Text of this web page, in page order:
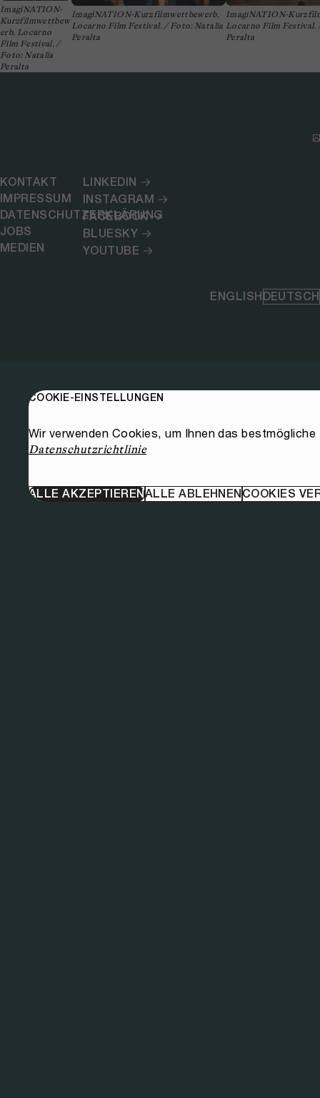
ImagiNATION-
Kurzfilmwettbew
erb, Locarno
Film Festival. /
Foto: Natalia
Peralta
ImagiNATION-Kurzfilmwettbewerb,
Locarno Film Festival. / Foto: Natalia
Peralta
ImagiNATION-
Locarno Film
Peralta
KONTAKT
IMPRESSUM
DATENSCHUTZERKLÄRUNG
JOBS
MEDIEN
LINKEDIN
INSTAGRAM
FACEBOOK
BLUESKY
YOUTUBE
ENGLISHDEUTSCH
COOKIE-EINSTELLUNGEN
Wir verwenden Cookies, um Ihnen das
Datenschutzrichtlinie
ALLE AKZEPTIERENALLE ABLEHNENCOOKIES